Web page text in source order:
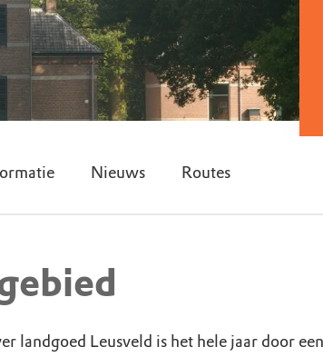
Nieuws Routes
landgoed Leusveld is het hele jaar door